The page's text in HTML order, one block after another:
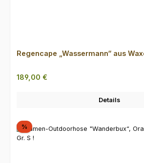
Regencape „Wassermann“ aus
Regulärer Preis:
189,00 €
Details
%Rabatt